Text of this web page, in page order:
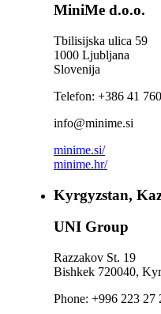
MiniMe d.o.o.
Tbilisijska ulica 59
1000 Ljubljana
Slovenija
Telefon: +386 41
info@minime.si
minime.si/
minime.hr/
Kyrgyzstan,
UNI Group
Razzakov St. 19
Bishkek 720040,
Phone: +996 223 27